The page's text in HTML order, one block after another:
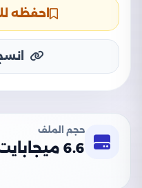
احفظه
حجم الملف
6.6 ميجابايت